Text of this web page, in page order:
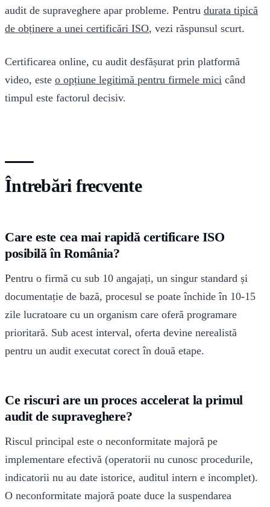
audit de supraveghere apar probleme. Pentru durata tipică
de obținere a unei certificări ISO, vezi răspunsul scurt.
Certificarea online, cu audit desfășurat prin platformă
video, este o opțiune legitimă pentru firmele mici când
timpul este factorul decisiv.
Întrebări frecvente
Care este cea mai rapidă certificare ISO
posibilă în România?
Pentru o firmă cu sub 10 angajați, un singur standard și
documentație de bază, procesul se poate închide în 10-15
zile lucratoare cu un organism care oferă programare
prioritară. Sub acest interval, oferta devine nerealistă
pentru un audit executat corect în două etape.
Ce riscuri are un proces accelerat la primul
audit de supraveghere?
Riscul principal este o neconformitate majoră pe
implementare efectivă (operatorii nu cunosc procedurile,
indicatorii nu au date istorice, auditul intern e incomplet).
O neconformitate majoră poate duce la suspendarea